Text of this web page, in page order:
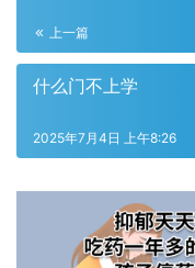
上一篇
什么门不上学
2025年7月4日 上午8:26